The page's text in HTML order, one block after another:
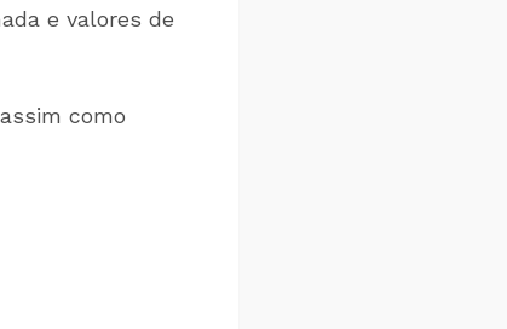
e valores de
como